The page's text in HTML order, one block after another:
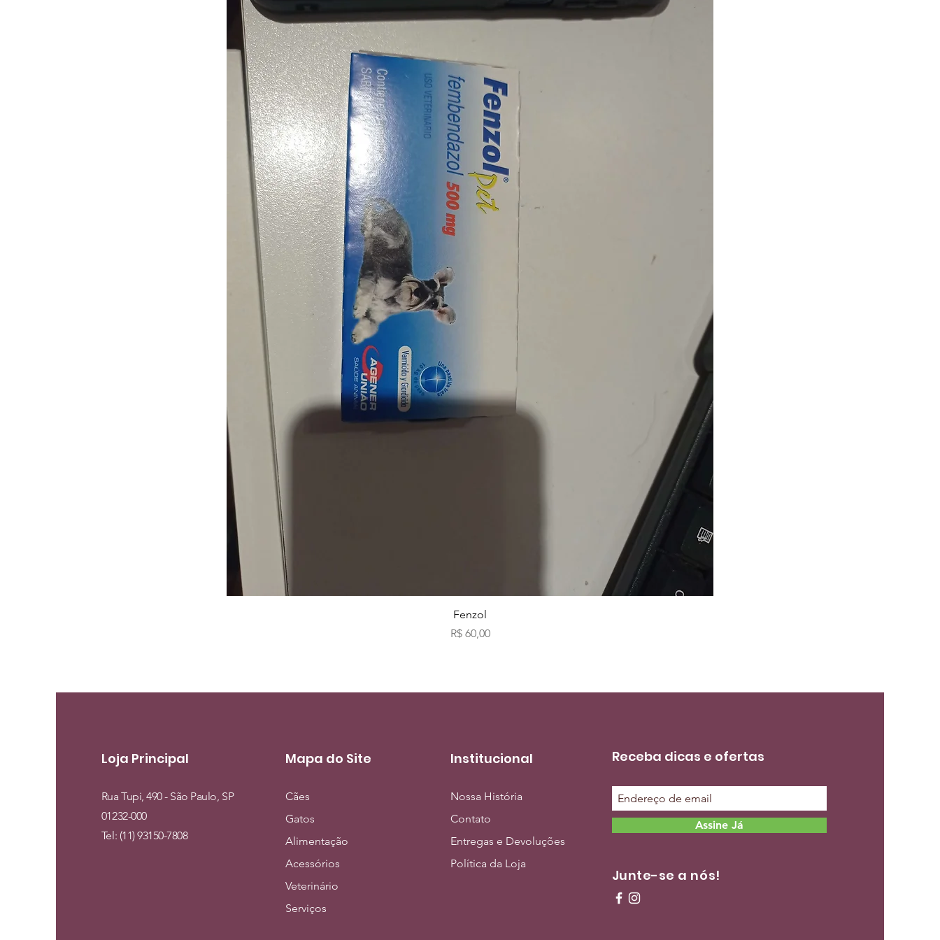
Visualização rápida
Fenzol
Preço
R$ 60,00
Loja Principal
Rua Tupi, 490 - São Paulo, SP
01232-000
Tel: (11) 93150-7808
Mapa do Site
Cães
Gatos
Alimentação
Acessórios
Veterinário
Serviços
Institucional
Nossa História
Contato
Entregas e Devoluções
Política da Loja
Receba dicas e ofertas
Assine Já
Junte-se a nós!